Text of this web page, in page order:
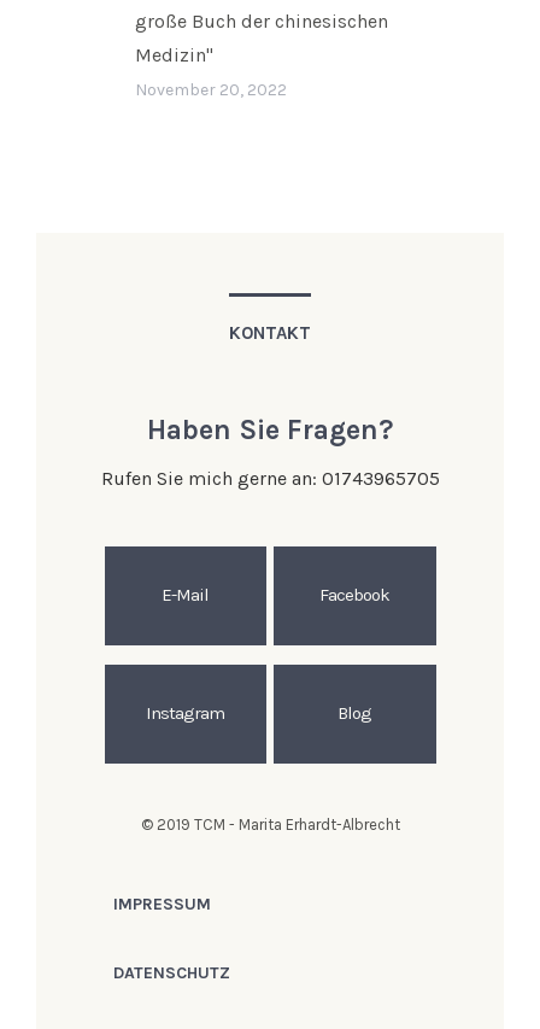
große Buch der chinesischen
Medizin"
November 20, 2022
KONTAKT
Haben Sie Fragen?
Rufen Sie mich gerne an: 01743965705
E-Mail Facebook
Instagram Blog
© 2019 TCM - Marita Erhardt-Albrecht
IMPRESSUM
DATENSCHUTZ